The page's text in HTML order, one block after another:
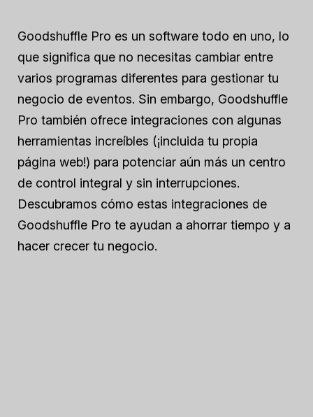
Goodshuffle Pro es un software todo en uno, lo
que significa que no necesitas cambiar entre
varios programas diferentes para gestionar tu
negocio de eventos. Sin embargo, Goodshuffle
Pro también ofrece integraciones con algunas
herramientas increíbles (¡incluida tu propia
página web!) para potenciar aún más un centro
de control integral y sin interrupciones.
Descubramos cómo estas integraciones de
Goodshuffle Pro te ayudan a ahorrar tiempo y a
hacer crecer tu negocio.